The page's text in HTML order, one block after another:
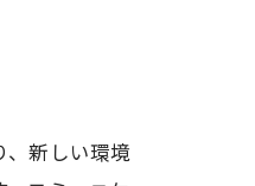
、新しい環境